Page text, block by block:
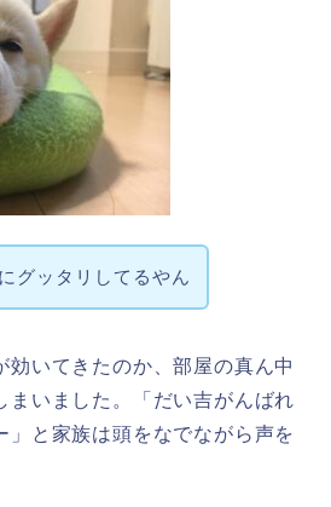
グッタリしてるやん
効いてきたのか、部屋の真ん中
まいました。「だい吉がんばれ
」と家族は頭をなでながら声を